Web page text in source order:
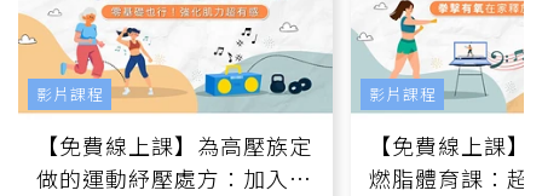
【免費線上課】為高壓族定
做的運動紓壓處方：加入行
影片課程
【免費線上課
燃脂體育課：超
影片課程